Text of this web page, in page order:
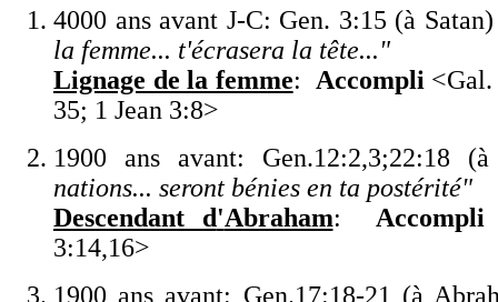
4000 ans avant J-C: Gen. 3:15 (à
la femme... t'écrasera la tête..."
Lignage de la femme: Accompli <
35; 1 Jean 3:8>
1900 ans avant:
Gen.12:2,3;22:18
nations... seront bénies en ta postérité"
Descendant d'Abraham: Accompli
3:14,16>
1900 ans avant: Gen.17:18-21 (à